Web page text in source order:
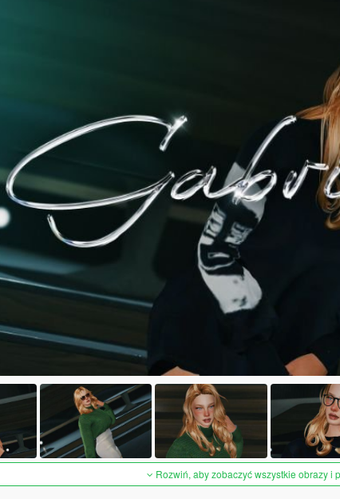
Rozwiń, aby zobaczyć wszystkie obrazy i